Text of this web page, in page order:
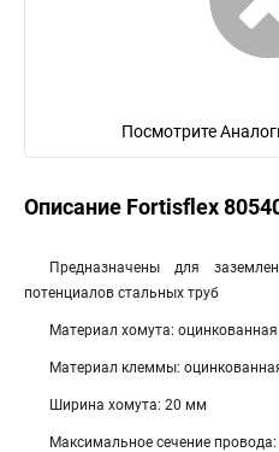
Посмотрите
Описание Fortisflex
Предназначены для
потенциалов стальных труб
Материал хомута: оцинкованная
Материал клеммы:
Ширина хомута: 20 мм
Максимальное сечение